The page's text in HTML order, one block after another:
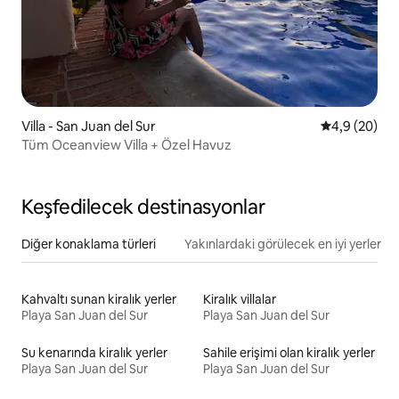
Villa - San Juan del Sur 5 üzerinden
4,9 (20)
Tüm Oceanview Villa + Özel Havuz
Keşfedilecek destinasyonlar
Diğer konaklama türleri Yakınlardaki görülecek en iyi yerler
Kahvaltı sunan kiralık yerler
Playa San Juan del Sur
Kiralık villalar
Playa San Juan del Sur
Su kenarında kiralık yerler
Playa San Juan del Sur
Sahile erişimi olan kiralık yerler
Playa San Juan del Sur